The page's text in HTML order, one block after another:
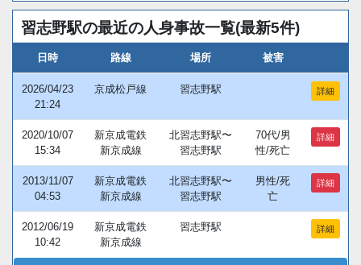
習志野駅の最近の人身事故一覧(最新5件)
日時 路線 場所 被害
2026/04/23
21:24
京成松戸線 習志野駅 詳細
2020/10/07
15:34
新京成電鉄
新京成線
北習志野駅〜
習志野駅
70代/男
性/死亡
詳細
2013/11/07
04:53
新京成電鉄
新京成線
北習志野駅〜
習志野駅
男性/死
亡
詳細
2012/06/19
10:42
新京成電鉄
新京成線
習志野駅 詳細